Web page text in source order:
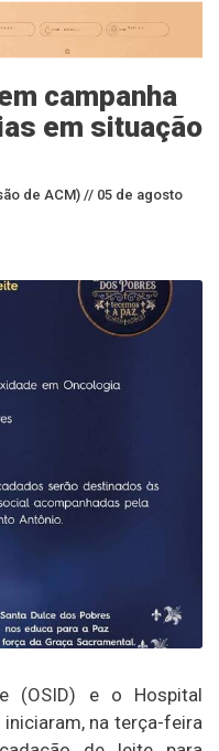
campanha
em situação
de ACM) // 05 de agosto
(OSID) e o Hospital
iniciaram, na terça-feira